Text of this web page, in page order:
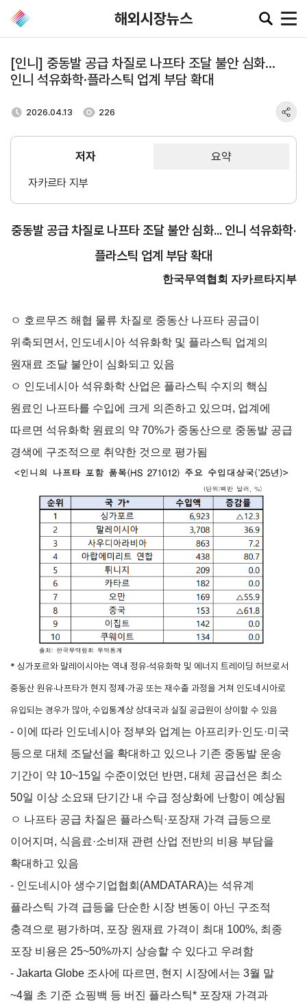
해외시장뉴스
보도자료
입찰공고
무역뉴스
뉴스레터
해외시장동향
유관기관소식
환율뉴스
원자재
시장
정보
국제무
역통상
연구원
연구원
소개
보고서
소부장산업
통상뉴스
수입규제
무역통
계
국내통계
해외통계
IMF
세계통계
관세/
비관세
장벽
관세
비관세장벽
지원·사업
협회사업
사업신
청
진행중인
사업
종료된
사업
KITA
멤버십
발급
혜택
상담
포상
드
ABTC
회의실
수출역
량진단
AI
빅데이
터
맞춤분
털
해외지
부
원
·KITA
trade
Korea
입점
바이어
발굴
스타트
업브랜
랜치
교육/취업
무역아
카데미
e러닝
오프라인
자격시험
취업연계
[인니] 중동발 공급 차질로 나프타 조달 불안 심화...
인니 석유화학·플라스틱 업계 부담 확대
2026.04.13 226
저자 요약
자카르타 지부
중동발 공급 차질로 나프타 조달 불안 심화... 인니 석유화학·
플라스틱 업계 부담 확대
한국무역협회 자카르타지부
ㅇ 호르무즈 해협 물류 차질로 중동산 나프타 공급이
위축되면서, 인도네시아 석유화학 및 플라스틱 업계의
원재료 조달 불안이 심화되고 있음
ㅇ 인도네시아 석유화학 산업은 플라스틱 수지의 핵심
원료인 나프타를 수입에 크게 의존하고 있으며, 업계에
따르면 석유화학 원료의 약 70%가 중동산으로 중동발 공급
경색에 구조적으로 취약한 것으로 평가됨
* 싱가포르와 말레이시아는 역내 정유·석유화학 및 에너지 트레이딩 허브로서
중동산 원유·나프타가 현지 정제·가공 또는 재수출 과정을 거쳐 인도네시아로
유입되는 경우가 많아, 수입통계상 상대국과 실질 공급원이 상이할 수 있음
- 이에 따라 인도네시아 정부와 업계는 아프리카·인도·미국
등으로 대체 조달선을 확대하고 있으나 기존 중동발 운송
기간이 약 10~15일 수준이었던 반면, 대체 공급선은 최소
50일 이상 소요돼 단기간 내 수급 정상화에 난항이 예상됨
ㅇ 나프타 공급 차질은 플라스틱·포장재 가격 급등으로
이어지며, 식음료·소비재 관련 산업 전반의 비용 부담을
확대하고 있음
- 인도네시아 생수기업협회(AMDATARA)는 석유계
플라스틱 가격 급등을 단순한 시장 변동이 아닌 구조적
충격으로 평가하며, 포장 원재료 가격이 최대 100%, 최종
포장 비용은 25~50%까지 상승할 수 있다고 우려함
- Jakarta Globe 조사에 따르면, 현지 시장에서는 3월 말
~4월 초 기준 쇼핑백 등 버진 플라스틱* 포장재 가격과